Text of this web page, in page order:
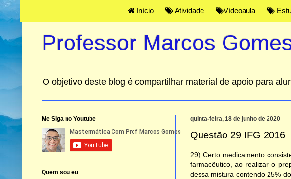
Início Atividade Vídeoaula
Professor Marcos
O objetivo deste blog é compartilhar material de apoio para
quinta-feira, 18 de junho de 2020
Questão 29 IFG 2016
29) Certo medicamento
farmacêutico, ao realizar o
dessa mistura contendo 25%
Me Siga no Youtube
Quem sou eu